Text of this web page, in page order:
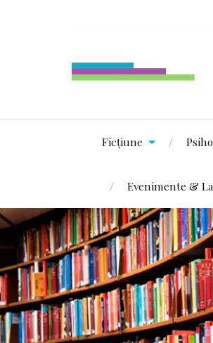
Ficțiune
Evenimente &